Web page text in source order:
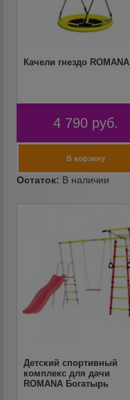
Качели гнездо ROMANA
4 790 руб.
Детский спортивный
комплекс для дачи
ROMANA Богатырь